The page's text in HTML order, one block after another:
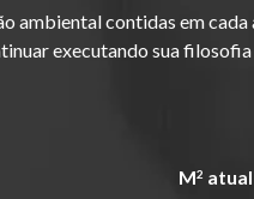
ambiental contidas em cada
executando sua
M2 atual